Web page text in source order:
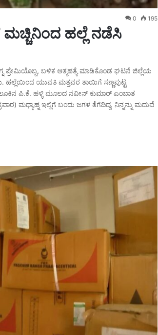
0 195
ಹಲ್ಲೆ ನಡೆಸಿ
ಬಳಿಕ ಆತ್ಮಹತ್ಯೆ ಮಾಡಿಕೊಂಡ ಘಟನೆ ಜಿಲ್ಲೆಯ
ಯುವತಿ ಮತ್ತವರ ತಾಯಿಗೆ ಸಣ್ಣಪುಟ್ಟ
ಪಿ.ಕೆ. ಹಳ್ಳಿ ಮೂಲದ ನವೀನ್​ ಕುಮಾರ್‌ ಎಂಬಾತ
ಮಧ್ಯಾಹ್ನ ಇಲ್ಲಿಗೆ ಬಂದು ಜಗಳ ತೆಗೆದಿದ್ದ. ನಿನ್ನನ್ನು ಮದುವೆ